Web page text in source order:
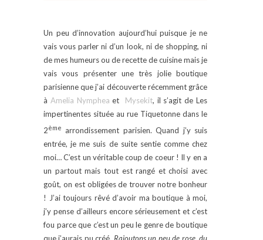
Un peu d’innovation aujourd’hui puisque je ne
vais vous parler ni d’un look, ni de shopping, ni
de mes humeurs ou de recette de cuisine mais je
vais vous présenter une très jolie boutique
parisienne que j’ai découverte récemment grâce
à Amelia Nymphea et Mysekit, il s’agit de Les
impertinentes située au rue Tiquetonne dans le
2ème
arrondissement parisien. Quand j’y suis
entrée, je me suis de suite sentie comme chez
moi… C’est un véritable coup de coeur ! Il y en a
un partout mais tout est rangé et choisi avec
goût, on est obligées de trouver notre bonheur
! J’ai toujours rêvé d’avoir ma boutique à moi,
j’y pense d’ailleurs encore sérieusement et c’est
fou parce que c’est un peu le genre de boutique